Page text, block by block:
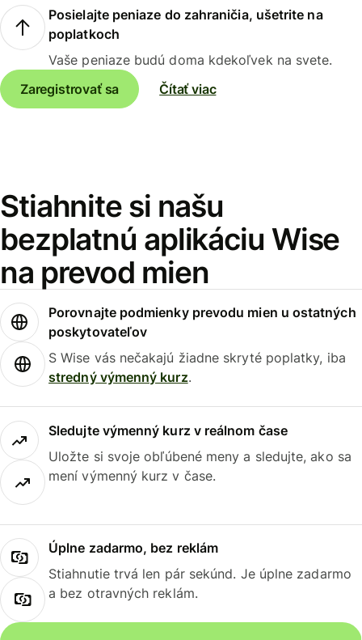
Posielajte peniaze do zahraničia, ušetrite na
poplatkoch
Vaše peniaze budú doma kdekoľvek na svete.
Zaregistrovať sa
Čítať viac
Stiahnite si našu
bezplatnú aplikáciu Wise
na prevod mien
Porovnajte podmienky prevodu mien u ostatných
poskytovateľov
S Wise vás nečakajú žiadne skryté poplatky, iba
stredný výmenný kurz.
Sledujte výmenný kurz v reálnom čase
Uložte si svoje obľúbené meny a sledujte, ako sa
mení výmenný kurz v čase.
Úplne zadarmo, bez reklám
Stiahnutie trvá len pár sekúnd. Je úplne zadarmo
a bez otravných reklám.